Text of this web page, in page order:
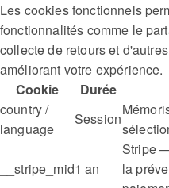
Les cookies fonctionnels
fonctionnalités comme le
collecte de retours et
améliorant votre expérience.
Cookie
Durée
country /
language
Session
__stripe_mid1 an
Stripe
la